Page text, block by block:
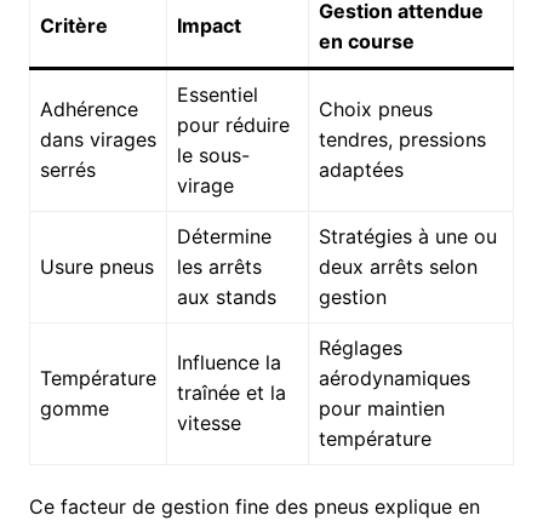
Critère Impact
Gestion attendue
en course
Adhérence
dans virages
serrés
Essentiel
pour réduire
le sous-
virage
Choix pneus
tendres, pressions
adaptées
Usure pneus
Détermine
les arrêts
aux stands
Stratégies à une ou
deux arrêts selon
gestion
Température
gomme
Influence la
traînée et la
vitesse
Réglages
aérodynamiques
pour maintien
température
Ce facteur de gestion fine des pneus explique en